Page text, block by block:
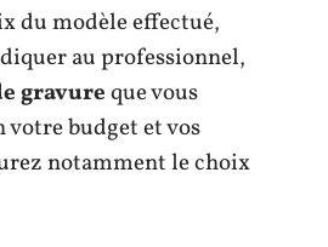
du modèle effectué,
au professionnel,
gravureque vous
votre budget et vos
notamment le choix